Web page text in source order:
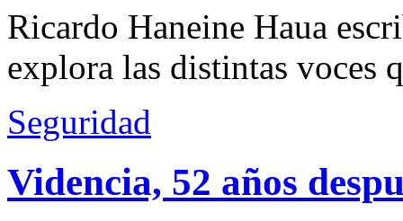
Ricardo Haneine Haua
explora las distintas voces
Seguridad
Videncia, 52 años